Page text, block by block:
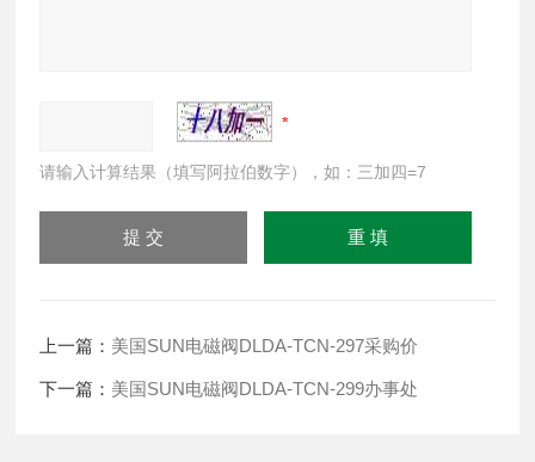
请输入计算结果（填写阿拉伯数字），如：三加四=7
上一篇： 美国SUN电磁阀DLDA-TCN-297采购价
下一篇： 美国SUN电磁阀DLDA-TCN-299办事处